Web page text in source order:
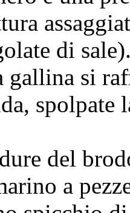
di
gallina si
spolpate
del
a